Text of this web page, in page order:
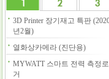
3D Printer 장기재고 특판
년2월)
열화상카메라 (진단용)
MYWATT 스마트 전력 측정로
거